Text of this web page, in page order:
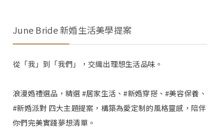
June Bride 新婚生活美學提案
從「我」到「我們」，交織出理想生活品味。
浪漫婚禮選品，精選 #居家生活、#新婚穿搭、#美容保養、
#新婚派對 四大主題提案，構築為愛定制的風格靈感，陪伴
你們完美實踐夢想清單。